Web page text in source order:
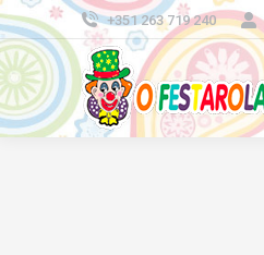
+351 263 719 240